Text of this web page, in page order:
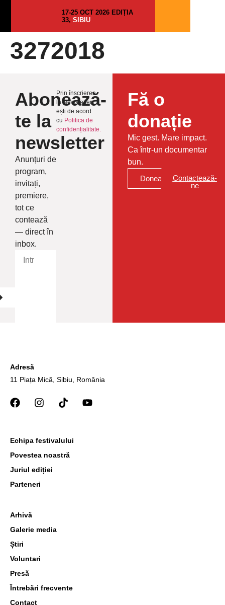
17-25 OCT 2026 EDIȚIA
33, SIBIU
3272018
Abonează-
te la
newsletter
Anunțuri de
program,
invitați,
premiere,
tot ce
contează
— direct în
inbox.
Prin înscrierea
la Newsletter
ești de acord
cu Politica de
confidențialitate.
Fă o
donație
Mic gest. Mare impact.
Ca într-un documentar
bun.
Donează
Contactează-
ne
Adresă
11 Piața Mică, Sibiu, România
Arhivă
Galerie media
Știri
Voluntari
Presă
Întrebări frecvente
Contact
Echipa festivalului
Povestea noastră
Juriul ediției
Parteneri